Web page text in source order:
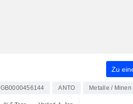
Zu
GB0000456144 ANTO Metalle / Minen